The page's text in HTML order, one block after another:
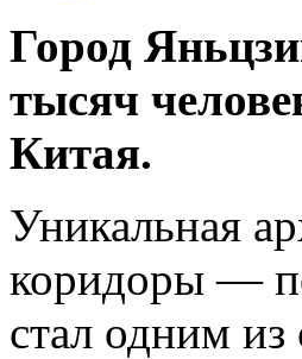
Город
тысяч
Китая.
Уникальная
коридоры —
стал одним